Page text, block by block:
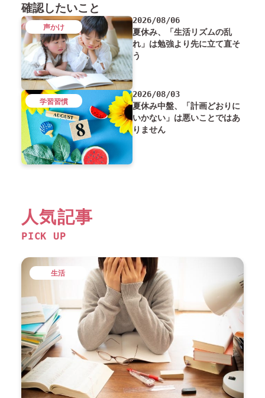
確認したいこと
2026/08/06
夏休み、「生活リズムの乱
れ」は勉強より先に立て直そ
う
声かけ
2026/08/03
夏休み中盤、「計画どおりに
いかない」は悪いことではあ
りません
学習習慣
人気記事
PICK UP
生活